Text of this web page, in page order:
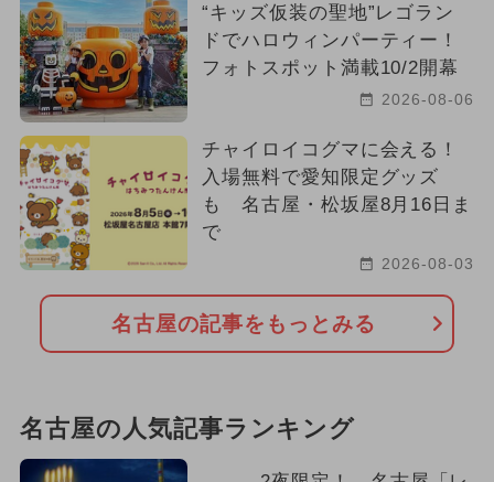
“キッズ仮装の聖地”レゴラン
ドでハロウィンパーティー！
フォトスポット満載10/2開幕
2026-08-06
チャイロイコグマに会える！
入場無料で愛知限定グッズ
も 名古屋・松坂屋8月16日ま
で
2026-08-03
名古屋の記事をもっとみる
名古屋の人気記事ランキング